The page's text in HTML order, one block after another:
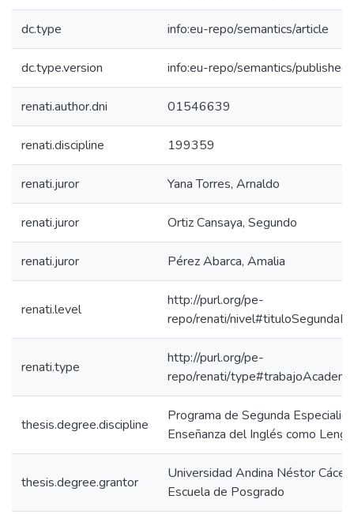
dc.type info:eu-repo/semantics/article
dc.type.version info:eu-repo/semantics/
renati.author.dni 01546639
renati.discipline 199359
renati.juror Yana Torres, Arnaldo
renati.juror Ortiz Cansaya, Segundo
renati.juror Pérez Abarca, Amalia
renati.level
http://purl.org/pe-
repo/renati/
renati.type
http://purl.org/pe-
repo/renati/
thesis.degree.discipline
Programa de Segunda
Enseñanza del Inglés como
thesis.degree.grantor
Universidad Andina Néstor
Escuela de Posgrado